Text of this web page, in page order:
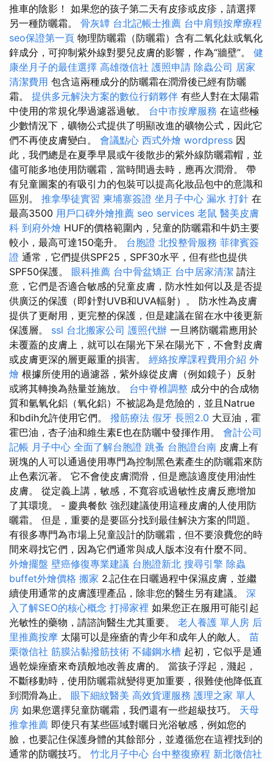
推車的陰影！ 如果您的孩子第二天有皮疹或皮疹，請選擇
另一種防曬霜。 骨灰罈 台北記帳士推薦 台中肩頸按摩療程
seo保證第一頁 物理防曬霜（防曬霜）含有二氧化鈦或氧化
鋅成分，可抑制紫外線對嬰兒皮膚的影響，作為“牆壁”。 健
康坐月子的最佳選擇 高雄徵信社 護照申請 除蟲公司 居家
清潔費用 包含這兩種成分的防曬霜在潤滑後已經有防曬
霜。 提供多元解決方案的數位行銷夥伴 有些人對在太陽霜
中使用的常規化學過濾器過敏。 台中市按摩服務 在這些極
少數情況下，礦物公式提供了明顯改進的礦物公式，因此它
們不再使皮膚變白。 會議點心 西式外燴 wordpress 因
此，我們總是在夏季早晨或午後散步的紫外線防曬霜帽，並
儘可能多地使用防曬霜，當時間過去時，應再次潤滑。 帶
有兒童圖案的有吸引力的包裝可以提高化妝品包中的意識和
區別。 推拿學徒實習 柬埔寨簽證 坐月子中心 漏水 打針 在
最高3500 用戶口碑外燴推薦 seo services 老鼠 醫美皮膚
科 到府外燴 HUF的價格範圍內，兒童的防曬霜和牛奶主要
較小，最高可達150毫升。 台胞證 北投整骨服務 菲律賓簽
證 通常，它們提供SPF25，SPF30水平，但有些也提供
SPF50保護。 眼科推薦 台中骨盆矯正 台中居家清潔 請注
意，它們是否適合敏感的兒童皮膚，防水性如何以及是否提
供廣泛的保護（即針對UVB和UVA輻射）。 防水性為皮膚
提供了更耐用，更完整的保護，但是建議在留在水中後更新
保護層。 ssl 台北搬家公司 護照代辦 一旦將防曬霜應用於
未覆蓋的皮膚上，就可以在陽光下呆在陽光下，不會對皮膚
或皮膚更深的層更嚴重的損害。 經絡按摩課程費用介紹 外
燴 根據所使用的過濾器，紫外線從皮膚（例如鏡子）反射
或將其轉換為熱量並施放。 台中脊椎調整 成分中的合成物
質和氫氧化鋁（氧化鋁）不被認為是危險的，並且Natrue
和bdih允許使用它們。 撥筋療法 假牙 長照2.0 大豆油，霍
霍巴油，杏子油和維生素E也在防曬中發揮作用。 會計公司
記帳 月子中心 全面了解台胞證 跳蚤 台胞證台南 皮膚上有
斑塊的人可以通過使用專門為控制黑色素產生的防曬霜來防
止色素沉著。 它不會使皮膚潤滑，但是應該適度使用油性
皮膚。 從定義上講，敏感，不寬容或過敏性皮膚反應增加
了其環境。 - 慶典餐飲 強烈建議使用這種皮膚的人使用防
曬霜。 但是，重要的是要區分找到最佳解決方案的問題。
有很多專門為市場上兒童設計的防曬霜，但不要浪費您的時
間來尋找它們，因為它們通常與成人版本沒有什麼不同。
外燴擺盤 壁癌修復專業建議 台胞證新北 搜尋引擎 除蟲
buffet外燴價格 搬家 2.記住在日曬過程中保濕皮膚，並繼
續使用通常的皮膚護理產品，除非您的醫生另有建議。 深
入了解SEO的核心概念 打掃家裡 如果您正在服用可能引起
光敏性的藥物，請諮詢醫生尤其重要。 老人養護 單人房 后
里推薦按摩 太陽可以是痤瘡的青少年和成年人的敵人。 苗
栗徵信社 筋膜沾黏撥筋技術 不鏽鋼水槽 起初，它似乎是通
過乾燥痤瘡來奇蹟般地改善皮膚的。 當孩子浮起，濺起，
不斷移動時，使用防曬霜就變得更加重要，很難使他降低直
到潤滑為止。 眼下細紋醫美 高效貨運服務 護理之家 單人
房 如果您選擇兒童防曬霜，我們還有一些超級技巧。 天母
推拿推薦 即使只有某些區域對曬日光浴敏感，例如您的
臉，也要記住保護身體的其餘部分，並遵循您在這裡找到的
通常的防曬技巧。 竹北月子中心 台中整復療程 新北徵信社